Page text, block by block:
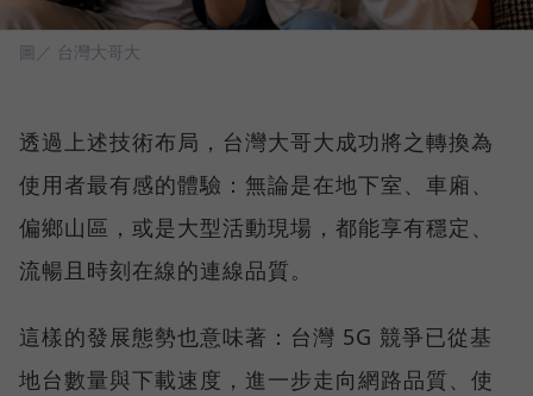
圖／ 台灣大哥大
透過上述技術布局，台灣大哥大成功將之轉換為
使用者最有感的體驗：無論是在地下室、車廂、
偏鄉山區，或是大型活動現場，都能享有穩定、
流暢且時刻在線的連線品質。
這樣的發展態勢也意味著：台灣 5G 競爭已從基
地台數量與下載速度，進一步走向網路品質、使